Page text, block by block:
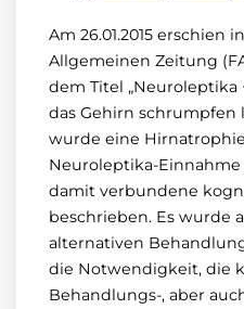
Am 26.01.2015 erschien
Allgemeinen Zeitung
dem Titel „Neuroleptika
das Gehirn schrumpfen
wurde eine
Neuroleptika-
damit verbundene
beschrieben. Es wurde
alternativen
die Notwendigkeit, die
Behandlungs-, aber